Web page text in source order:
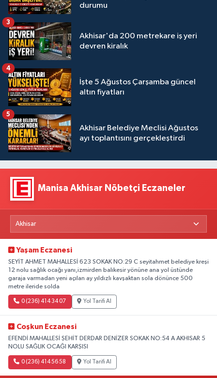
durumu
Akhisar'da 200 metrekare iş yeri
devren kiralık
3
İşte 5 Ağustos Çarşamba güncel
altın fiyatları
4
Akhisar Belediye Meclisi Ağustos
ayı toplantısını gerçekleştirdi
5
Manisa Akhisar Nöbetçi Eczaneler
Yaşam Eczanesi
SEYİT AHMET MAHALLESİ 623 SOKAK NO:29 C seyitahmet belediye kreşi
12 nolu sağlık ocağı yanı,izmirden balıkesir yönüne ana yol üstünde
garaja varmadan yeni açılan ay yıldızlı kavşaktan sola dönünce 500
metre ileride solda
0 (236) 414 34 07 Yol Tarifi Al
Coşkun Eczanesi
EFENDİ MAHALLESİ ŞEHİT DERDAR DENİZER SOKAK NO:54 A AKHISAR 5
NOLU SAĞLIK OCAĞI KARŞISI
0 (236) 414 56 58 Yol Tarifi Al